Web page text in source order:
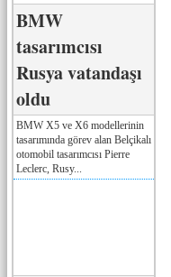
BMW
tasarımcısı
Rusya vatandaşı
oldu
BMW X5 ve X6 modellerinin
tasarımında görev alan Belçikalı
otomobil tasarımcısı Pierre
Leclerc, Rusy...